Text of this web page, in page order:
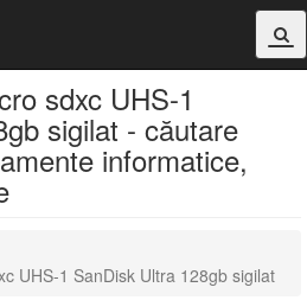
sdxc UHS-1
sigilat - căutare
informatice,
UHS-1 SanDisk Ultra 128gb sigilat